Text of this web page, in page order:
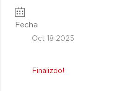
Fecha
Oct 18 2025
Finalizdo!